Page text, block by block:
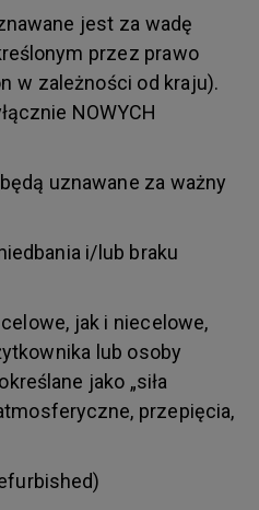
jest za wadę
przez prawo
w zależności od kraju).
NOWYCH
uznawane za ważny
i/lub braku
jak i niecelowe,
lub osoby
jako „siła
przepięcia,